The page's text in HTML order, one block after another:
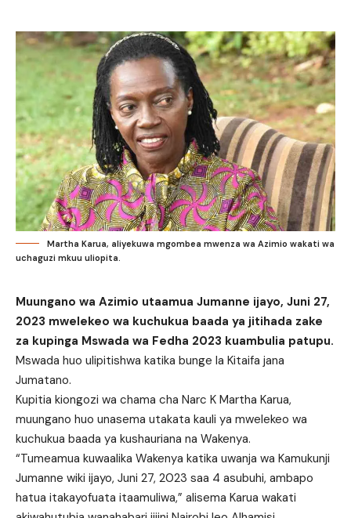
Martha Karua, aliyekuwa mgombea mwenza wa Azimio wakati wa
uchaguzi mkuu uliopita.
Muungano wa Azimio utaamua Jumanne ijayo, Juni 27,
2023 mwelekeo wa kuchukua baada ya jitihada zake
za kupinga Mswada wa Fedha 2023 kuambulia patupu.
Mswada huo ulipitishwa katika bunge la Kitaifa jana
Jumatano.
Kupitia kiongozi wa chama cha Narc K Martha Karua,
muungano huo unasema utakata kauli ya mwelekeo wa
kuchukua baada ya kushauriana na Wakenya.
“Tumeamua kuwaalika Wakenya katika uwanja wa Kamukunji
Jumanne wiki ijayo, Juni 27, 2023 saa 4 asubuhi, ambapo
hatua itakayofuata itaamuliwa,” alisema Karua wakati